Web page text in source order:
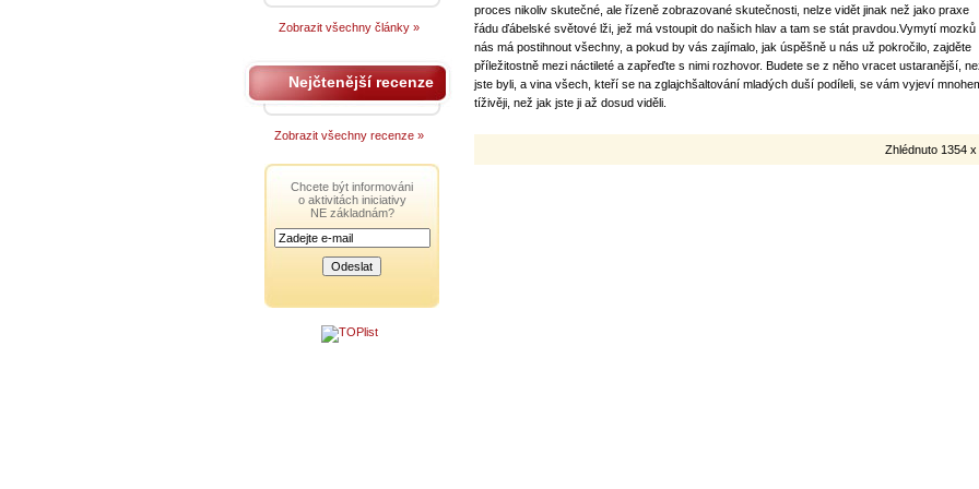
proces nikoliv skutečné, ale řízeně zobrazované skutečnosti, nelze vidět jinak než jako praxe
řádu ďábelské světové lži, jež má vstoupit do našich hlav a tam se stát pravdou.Vymytí mozků
nás má postihnout všechny, a pokud by vás zajímalo, jak úspěšně u nás už pokročilo, zajděte
příležitostně mezi náctileté a zapřeďte s nimi rozhovor. Budete se z něho vracet ustaranější,
jste byli, a vina všech, kteří se na zglajchšaltování mladých duší podíleli, se vám vyjeví
tíživěji, než jak jste ji až dosud viděli.
Zhlédnuto 1354 x
Zobrazit všechny články »
Nejčtenější recenze
Zobrazit všechny recenze »
Chcete být informováni
o aktivitách iniciativy
NE základnám?